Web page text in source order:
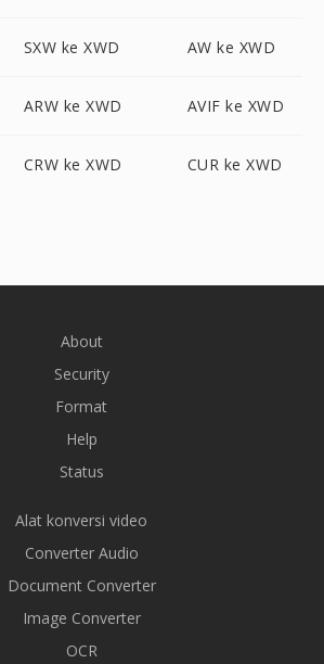
SXW ke XWD AW ke XWD
ARW ke XWD AVIF ke XWD
CRW ke XWD CUR ke XWD
About
Security
Format
Help
Status
Alat konversi video
Converter Audio
Document Converter
Image Converter
OCR